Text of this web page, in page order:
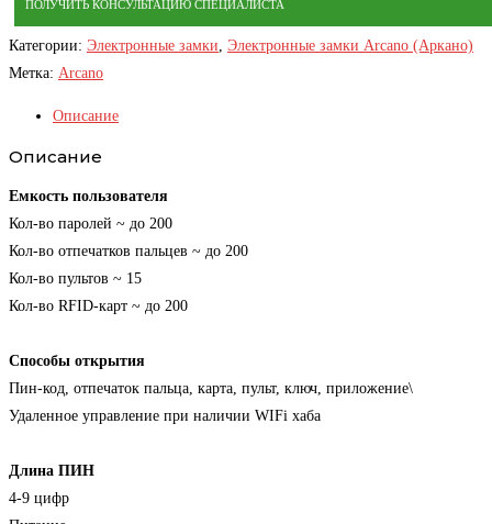
ПОЛУЧИТЬ КОНСУЛЬТАЦИЮ СПЕЦИАЛИСТА
Категории: Электронные замки, Электронные замки Arcano (Аркано)
Метка: Arcano
Описание
Описание
Емкость пользователя
Кол-во паролей ~ до 200
Кол-во отпечатков пальцев ~ до 200
Кол-во пультов ~ 15
Кол-во RFID-карт ~ до 200
Способы открытия
Пин-код, отпечаток пальца, карта, пульт, ключ, приложение\
Удаленное управление при наличии WIFi хаба
Длина ПИН
4-9 цифр